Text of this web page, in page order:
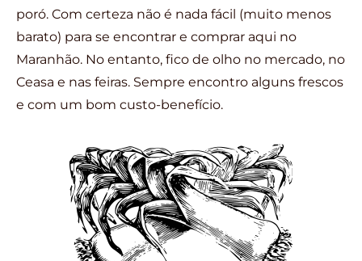
poró. Com certeza não é nada fácil (muito menos
barato) para se encontrar e comprar aqui no
Maranhão. No entanto, fico de olho no mercado, no
Ceasa e nas feiras. Sempre encontro alguns frescos
e com um bom custo-benefício.